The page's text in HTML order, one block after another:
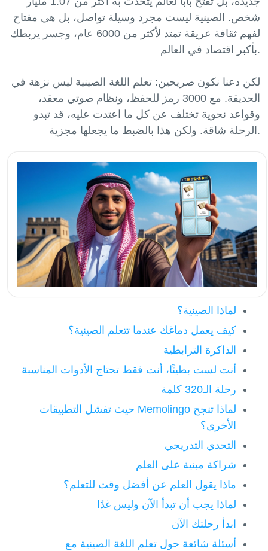
شخص. الصينية ليست مجرد وسيلة تواصل، بل هي مفتاح
لفهم ثقافة عريقة تمتد لأكثر من 6000 عام، وجسر يربطك
بأكبر اقتصاد في العالم.
لكن دعنا نكون صريحين: تعلم اللغة الصينية ليس نزهة في
الحديقة. مع 3000 رمز للحفظ، ونظام صوتي معقد،
وقواعد نحوية تختلف عن كل ما اعتدت عليه، قد تبدو
لماذا الصينية؟
كيف يعمل دماغك عندما تتعلم الصينية؟
الذاكرة الترابطية
أنت لست بطيئًا، أنت فقط تحتاج الأدوات المناسبة
رحلة الـ320 كلمة
لماذا تنجح Memolingo حيث تفشل التطبيقات
الأخرى؟
التحدي التدريجي
شراكة مبنية على العلم
ماذا يقول العلم عن أفضل وقت للتعلم؟
لماذا يجب أن تبدأ الآن وليس غدًا
ابدأ رحلتك الآن
أسئلة شائعة حول تعلم اللغة الصينية مع